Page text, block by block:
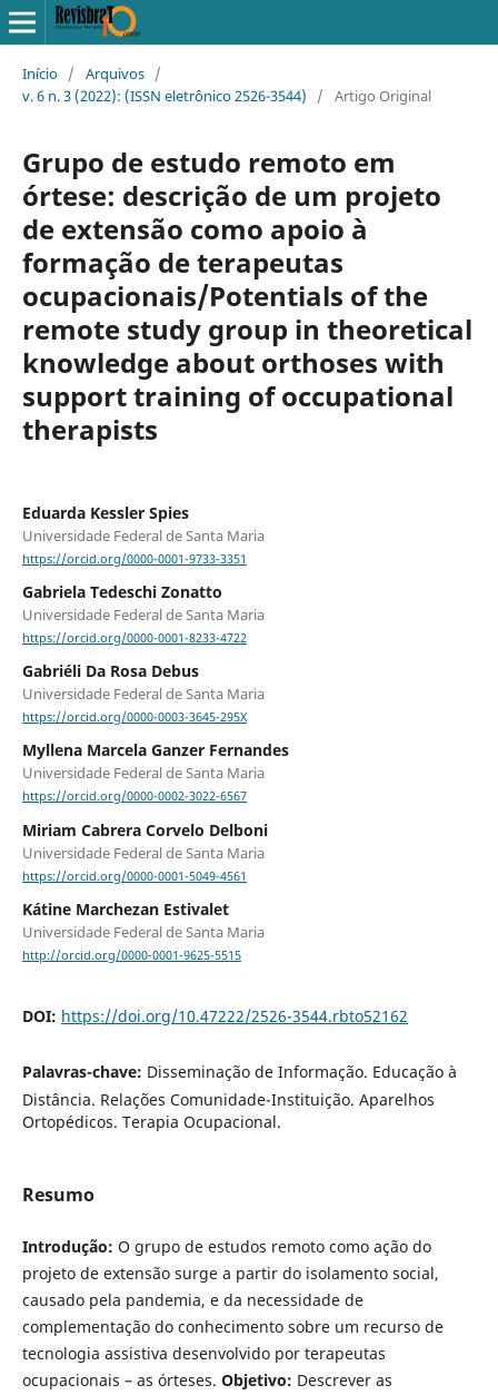
Início / Arquivos /
v. 6 n. 3 (2022): (ISSN eletrônico 2526-3544)
/ Artigo Original
Grupo de estudo remoto em
órtese: descrição de um projeto
de extensão como apoio à
formação de terapeutas
ocupacionais/Potentials of the
remote study group in theoretical
knowledge about orthoses with
support training of occupational
therapists
Eduarda Kessler Spies
Universidade Federal de Santa Maria
https://orcid.org/0000-0001-9733-3351
Gabriela Tedeschi Zonatto
Universidade Federal de Santa Maria
https://orcid.org/0000-0001-8233-4722
Gabriéli Da Rosa Debus
Universidade Federal de Santa Maria
https://orcid.org/0000-0003-3645-295X
Myllena Marcela Ganzer Fernandes
Universidade Federal de Santa Maria
https://orcid.org/0000-0002-3022-6567
Miriam Cabrera Corvelo Delboni
Universidade Federal de Santa Maria
https://orcid.org/0000-0001-5049-4561
Kátine Marchezan Estivalet
Universidade Federal de Santa Maria
http://orcid.org/0000-0001-9625-5515
DOI: https://doi.org/10.47222/2526-3544.rbto52162
Palavras-chave: Disseminação de Informação. Educação à
Distância. Relações Comunidade-Instituição. Aparelhos
Ortopédicos. Terapia Ocupacional.
Resumo
Introdução: O grupo de estudos remoto como ação do
projeto de extensão surge a partir do isolamento social,
causado pela pandemia, e da necessidade de
complementação do conhecimento sobre um recurso de
tecnologia assistiva desenvolvido por terapeutas
ocupacionais – as órteses. Objetivo: Descrever as